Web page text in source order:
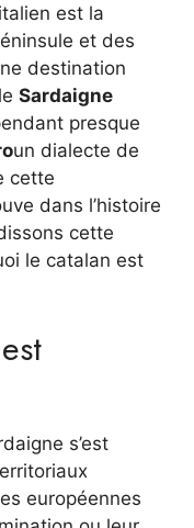
est la
et des
destination
Sardaigne
presque
un dialecte de
cette
dans l’histoire
cette
le catalan est
s’est
européennes